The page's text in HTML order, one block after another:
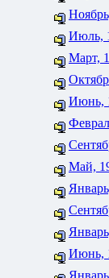
Июль,
Март,
Июнь,
Май,
Июнь,